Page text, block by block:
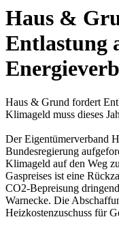
Haus &
Entlastung
Haus & Grund fordert
Klimageld muss dieses
Der Eigentümerverband
Bundesregierung
Klimageld auf den Weg
Gaspreises ist eine
CO2-Bepreisung
Warnecke. Die
Heizkostenzuschuss für